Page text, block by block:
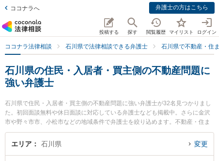
ココナラへ 弁護士の方はこちら
投稿する 探す 閲覧履歴 マイリスト ログイン
ココナラ法律相談 石川県で法律相談できる弁護士 石川県で不動産・住
石川県の住民・入居者・買主側の不動産問題に
強い弁護士
石川県で住民・入居者・買主側の不動産問題に強い弁護士が32名見つかりまし
た。初回面談無料や休日面談に対応している弁護士なども掲載中。さらに金沢
市や野々市市、小松市などの地域条件で弁護士を絞り込めます。不動産・住ま
いに関係する立ち退き交渉や家賃交渉、不動産契約解除等の細かな分野での絞
り込み検索もでき便利です。特に中澤法律事務所の中澤 彰孝弁護士や太田法律
エリア 石川県 変更